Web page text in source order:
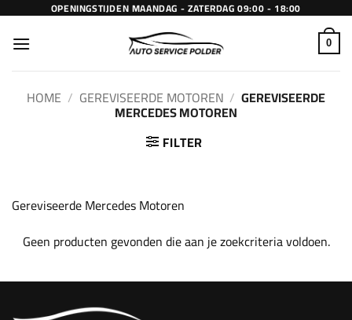
inhoud
OPENINGSTIJDEN MAANDAG - ZATERDAG 09:00 - 18:00
0
HOME / GEREVISEERDE MOTOREN / GEREVISEERDE
MERCEDES MOTOREN
FILTER
Gereviseerde Mercedes Motoren
Geen producten gevonden die aan je zoekcriteria voldoen.